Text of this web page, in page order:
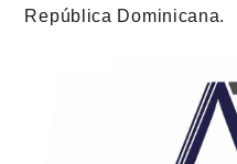
República Dominicana.